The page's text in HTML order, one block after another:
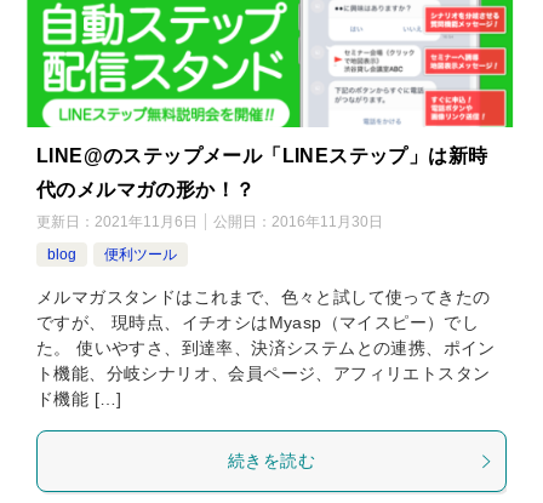
LINE@のステップメール「LINEステップ」は新時
代のメルマガの形か！？
更新日： 2021年11月6日 公開日： 2016年11月30日
blog
便利ツール
メルマガスタンドはこれまで、色々と試して使ってきたの
ですが、 現時点、イチオシはMyasp（マイスピー）でし
た。 使いやすさ、到達率、決済システムとの連携、ポイン
ト機能、分岐シナリオ、会員ページ、アフィリエトスタン
ド機能 […]
続きを読む